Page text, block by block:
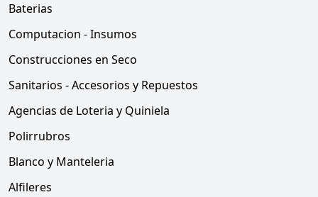
Baterias
Computacion - Insumos
Construcciones en Seco
Sanitarios - Accesorios y Repuestos
Agencias de Loteria y Quiniela
Polirrubros
Blanco y Manteleria
Alfileres